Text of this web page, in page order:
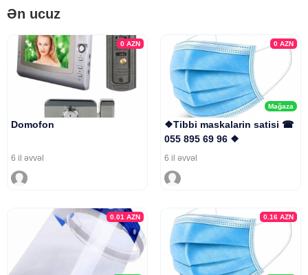
Ən ucuz
0AZN
Domofon
6 il əvvəl
Mağaza
0 AZN
❖Tibbi maskalarin satisi ☎
055 895 69 96 ❖
6 il əvvəl
0.01AZN 0.16 AZN